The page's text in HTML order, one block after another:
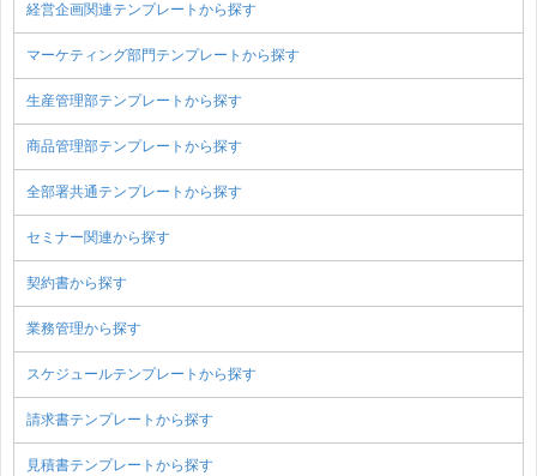
経営企画関連テンプレートから探す
マーケティング部門テンプレートから探す
生産管理部テンプレートから探す
商品管理部テンプレートから探す
全部署共通テンプレートから探す
セミナー関連から探す
契約書から探す
業務管理から探す
スケジュールテンプレートから探す
請求書テンプレートから探す
見積書テンプレートから探す